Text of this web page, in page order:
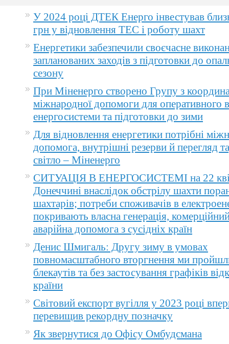
У 2024 році ДТЕК Енерго інвестував
грн у відновлення ТЕС і роботу шахт
Енергетики забезпечили своєчасне
запланованих заходів з підготовки до
сезону
При Міненерго створено Групу з
міжнародної допомоги для оперативного
енергосистеми та підготовки до зими
Для відновлення енергетики потрібні
допомога, внутрішні резерви й перегляд
світло – Міненерго
СИТУАЦІЯ В ЕНЕРГОСИСТЕМІ на 22
Донеччині внаслідок обстрілу шахти
шахтарів; потреби споживачів в
покривають власна генерація,
аварійна допомога з сусідніх країн
Денис Шмигаль: Другу зиму в умовах
повномасштабного вторгнення ми
блекаутів та без застосування графіків
країни
Світовий експорт вугілля у 2023 році
перевищив рекордну позначку
Як звернутися до Офісу Омбудсмана